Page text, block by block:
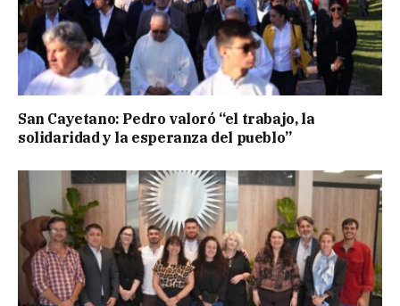
San Cayetano: Pedro valoró “el trabajo, la
solidaridad y la esperanza del pueblo”